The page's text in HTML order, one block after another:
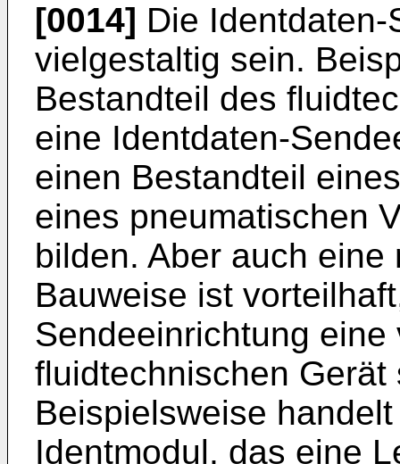
[0014] Die
vielgestaltig sein.
Bestandteil des
eine Identdaten-
einen Bestandteil
eines pneumatischen
bilden. Aber auch
Bauweise ist
Sendeeinrichtung eine
fluidtechnischen
Beispielsweise
Identmodul, das eine